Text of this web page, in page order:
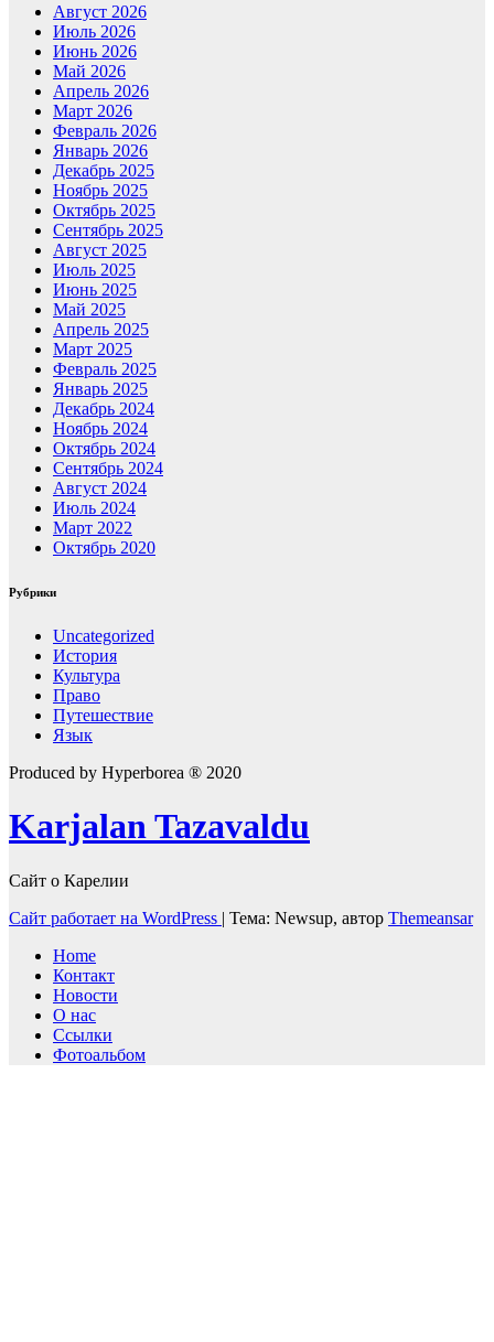
Август 2026
Июль 2026
Июнь 2026
Май 2026
Апрель 2026
Март 2026
Февраль 2026
Январь 2026
Декабрь 2025
Ноябрь 2025
Октябрь 2025
Сентябрь 2025
Август 2025
Июль 2025
Июнь 2025
Май 2025
Апрель 2025
Март 2025
Февраль 2025
Январь 2025
Декабрь 2024
Ноябрь 2024
Октябрь 2024
Сентябрь 2024
Август 2024
Июль 2024
Март 2022
Октябрь 2020
Рубрики
Uncategorized
История
Культура
Право
Путешествие
Язык
Produced by Hyperborea ® 2020
Karjalan Tazavaldu
Сайт о Карелии
Сайт работает на WordPress | Тема: Newsup, автор Themeansar
Home
Контакт
Новости
О нас
Ссылки
Фотоальбом